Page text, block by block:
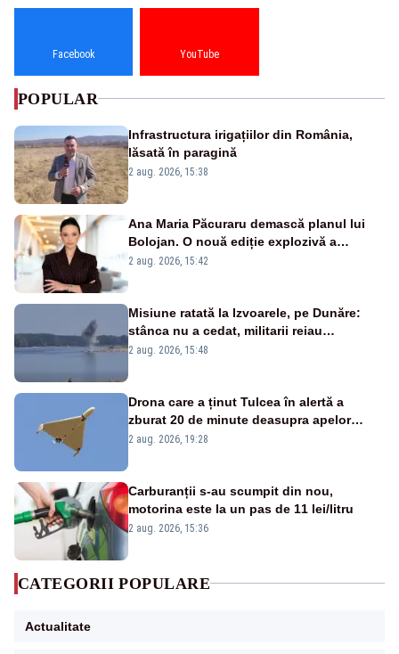
Facebook YouTube
POPULAR
Infrastructura irigațiilor din România,
lăsată în paragină
2 aug. 2026, 15:38
Ana Maria Păcuraru demască planul lui
Bolojan. O nouă ediție explozivă a
emisiunii „Miza Zilei” la Realitatea PLUS
2 aug. 2026, 15:42
Misiune ratată la Izvoarele, pe Dunăre:
stânca nu a cedat, militarii reiau
detonările luni – VIDEO
2 aug. 2026, 15:48
Drona care a ținut Tulcea în alertă a
zburat 20 de minute deasupra apelor
României. Au fost ridicate două F-16
2 aug. 2026, 19:28
Carburanții s-au scumpit din nou,
motorina este la un pas de 11 lei/litru
2 aug. 2026, 15:36
CATEGORII POPULARE
Actualitate